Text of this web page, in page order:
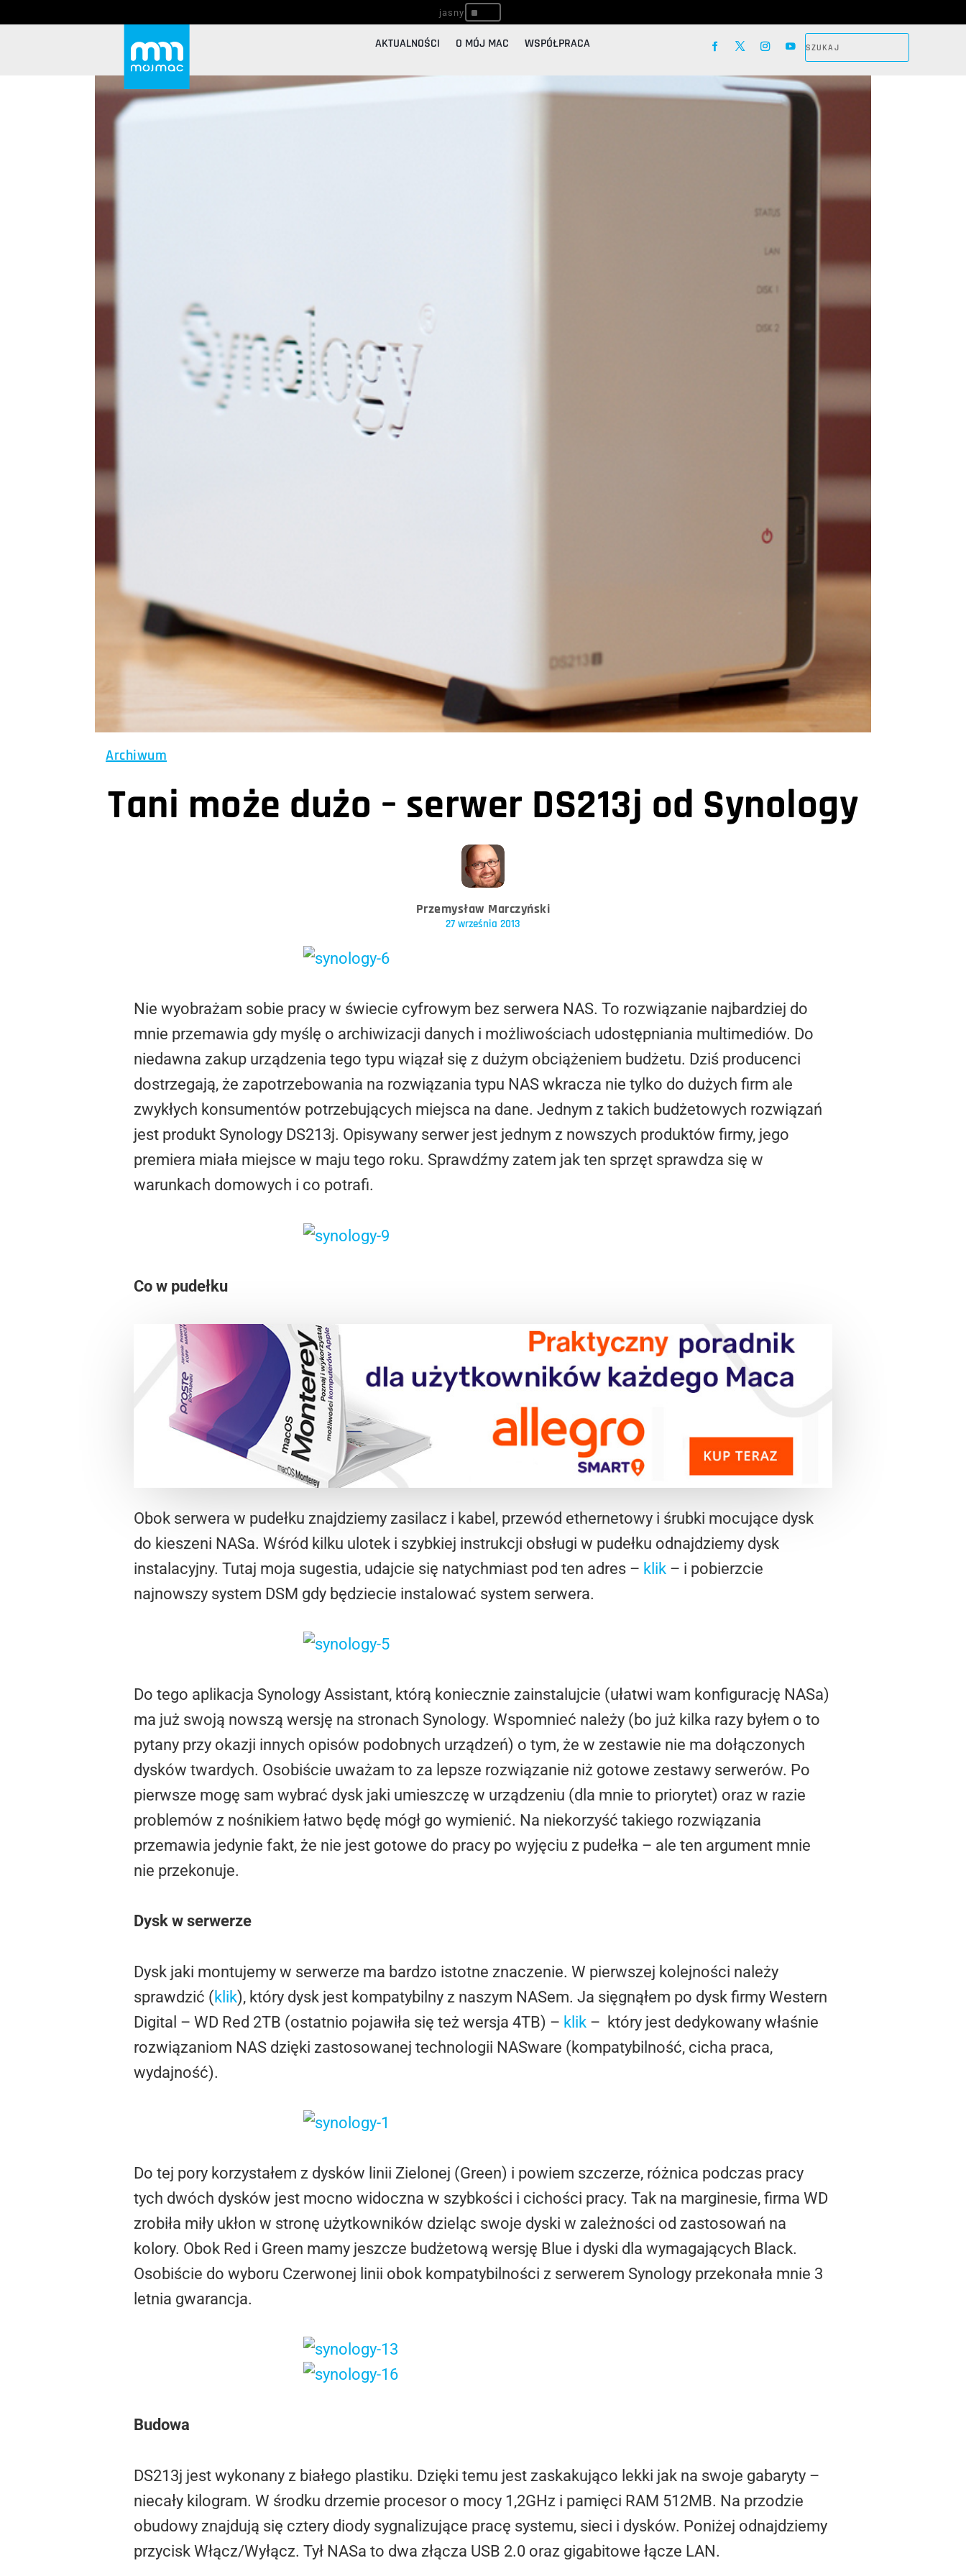
^
AKTUALNOŚCI O MÓJ MAC WSPÓŁPRACA
Archiwum
Tani może dużo – serwer DS213j od Synology
Przemysław Marczyński
27 września 2013
Nie wyobrażam sobie pracy w świecie cyfrowym bez serwera NAS. To rozwiązanie najbardziej do
mnie przemawia gdy myślę o archiwizacji danych i możliwościach udostępniania multimediów. Do
niedawna zakup urządzenia tego typu wiązał się z dużym obciążeniem budżetu. Dziś producenci
dostrzegają, że zapotrzebowania na rozwiązania typu NAS wkracza nie tylko do dużych firm ale
zwykłych konsumentów potrzebujących miejsca na dane. Jednym z takich budżetowych rozwiązań
jest produkt Synology DS213j. Opisywany serwer jest jednym z nowszych produktów firmy, jego
premiera miała miejsce w maju tego roku. Sprawdźmy zatem jak ten sprzęt sprawdza się w
warunkach domowych i co potrafi.
Co w pudełku
Obok serwera w pudełku znajdziemy zasilacz i kabel, przewód ethernetowy i śrubki mocujące dysk
do kieszeni NASa. Wśród kilku ulotek i szybkiej instrukcji obsługi w pudełku odnajdziemy dysk
instalacyjny. Tutaj moja sugestia, udajcie się natychmiast pod ten adres – klik – i pobierzcie
najnowszy system DSM gdy będziecie instalować system serwera.
Do tego aplikacja Synology Assistant, którą koniecznie zainstalujcie (ułatwi wam konfigurację NASa)
ma już swoją nowszą wersję na stronach Synology. Wspomnieć należy (bo już kilka razy byłem o to
pytany przy okazji innych opisów podobnych urządzeń) o tym, że w zestawie nie ma dołączonych
dysków twardych. Osobiście uważam to za lepsze rozwiązanie niż gotowe zestawy serwerów. Po
pierwsze mogę sam wybrać dysk jaki umieszczę w urządzeniu (dla mnie to priorytet) oraz w razie
problemów z nośnikiem łatwo będę mógł go wymienić. Na niekorzyść takiego rozwiązania
przemawia jedynie fakt, że nie jest gotowe do pracy po wyjęciu z pudełka – ale ten argument mnie
nie przekonuje.
Dysk w serwerze
Dysk jaki montujemy w serwerze ma bardzo istotne znaczenie. W pierwszej kolejności należy
sprawdzić (klik), który dysk jest kompatybilny z naszym NASem. Ja sięgnąłem po dysk firmy Western
Digital – WD Red 2TB (ostatnio pojawiła się też wersja 4TB) – klik – który jest dedykowany właśnie
rozwiązaniom NAS dzięki zastosowanej technologii NASware (kompatybilność, cicha praca,
wydajność).
Do tej pory korzystałem z dysków linii Zielonej (Green) i powiem szczerze, różnica podczas pracy
tych dwóch dysków jest mocno widoczna w szybkości i cichości pracy. Tak na marginesie, firma WD
zrobiła miły ukłon w stronę użytkowników dzieląc swoje dyski w zależności od zastosowań na
kolory. Obok Red i Green mamy jeszcze budżetową wersję Blue i dyski dla wymagających Black.
Osobiście do wyboru Czerwonej linii obok kompatybilności z serwerem Synology przekonała mnie 3
letnia gwarancja.
Budowa
DS213j jest wykonany z białego plastiku. Dzięki temu jest zaskakująco lekki jak na swoje gabaryty –
niecały kilogram. W środku drzemie procesor o mocy 1,2GHz i pamięci RAM 512MB. Na przodzie
obudowy znajdują się cztery diody sygnalizujące pracę systemu, sieci i dysków. Poniżej odnajdziemy
przycisk Włącz/Wyłącz. Tył NASa to dwa złącza USB 2.0 oraz gigabitowe łącze LAN.